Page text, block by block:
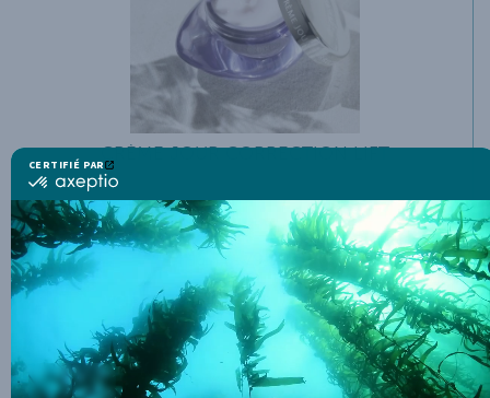
CRÈME JOUR CORRECTION LIFT
0avis
50 ml ,00
VOIR ACHETER